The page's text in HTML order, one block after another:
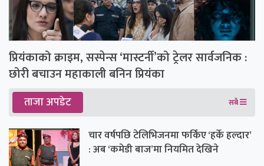
प्रियंकाको क्राइम, सस्पेन्स ‘मास्टर्नी’को ट्रेलर सार्वजनिक :
छोरी बचाउन महाकाली बनिन प्रियंका
ताजा अपडेट सबै
चार वर्षपछि टेलिभिजनमा फर्किए ‘हर्के हल्दार’
: अब ‘कमेडी बाज’मा नियमित देखिने